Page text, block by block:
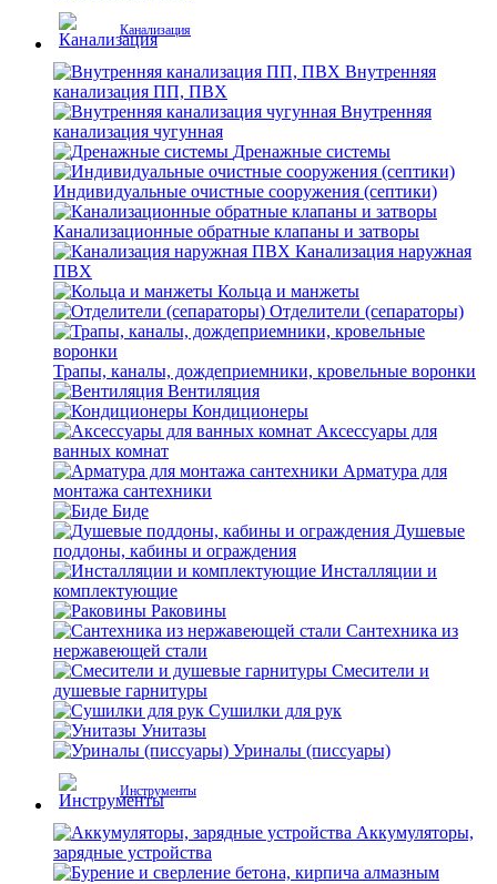
Канализация
Внутренняя
канализация ПП, ПВХ
Внутренняя
канализация чугунная
Дренажные системы
Индивидуальные очистные сооружения (септики)
Канализационные обратные клапаны и затворы
Канализация наружная
ПВХ
Кольца и манжеты
Отделители (сепараторы)
Трапы, каналы, дождеприемники, кровельные воронки
Вентиляция
Кондиционеры
Аксессуары для
ванных комнат
Арматура для
монтажа сантехники
Биде
Душевые
поддоны, кабины и ограждения
Инсталляции и
комплектующие
Раковины
Сантехника из
нержавеющей стали
Смесители и
душевые гарнитуры
Сушилки для рук
Унитазы
Уриналы (писсуары)
Инструменты
Аккумуляторы,
зарядные устройства